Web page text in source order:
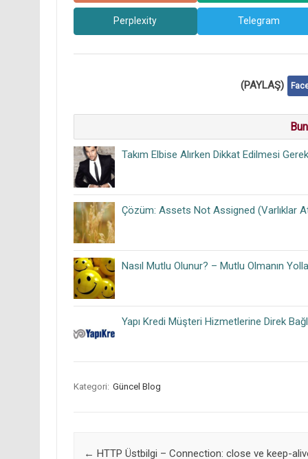
Perplexity Telegram
(PAYLAŞ)
Takım Elbise Alırken Dikkat Edilmesi
Çözüm: Assets Not Assigned (Varlıklar
Nasıl Mutlu Olunur? – Mutlu Olmanın
Yapı Kredi Müşteri Hizmetlerine Direk
Kategori: Güncel Blog
Post navigation
← HTTP Üstbilgi – Connection: close ve keep-